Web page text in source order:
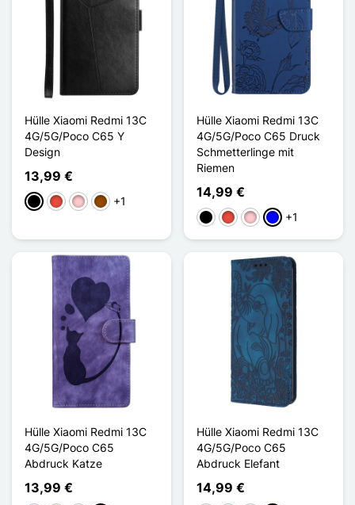
Hülle Xiaomi Redmi 13C
4G/5G/Poco C65 Y
Design
13,99 €
Schwarz
Rot PinkBraun
+1
Hülle Xiaomi Redmi 13C
4G/5G/Poco C65 Druck
Schmetterlinge mit
Riemen
14,99 €
Schwarz
Rot PinkBlau+1
Hülle Xiaomi Redmi 13C
4G/5G/Poco C65
Abdruck Katze
13,99 €
Hülle Xiaomi Redmi 13C
4G/5G/Poco C65
Abdruck Elefant
14,99 €